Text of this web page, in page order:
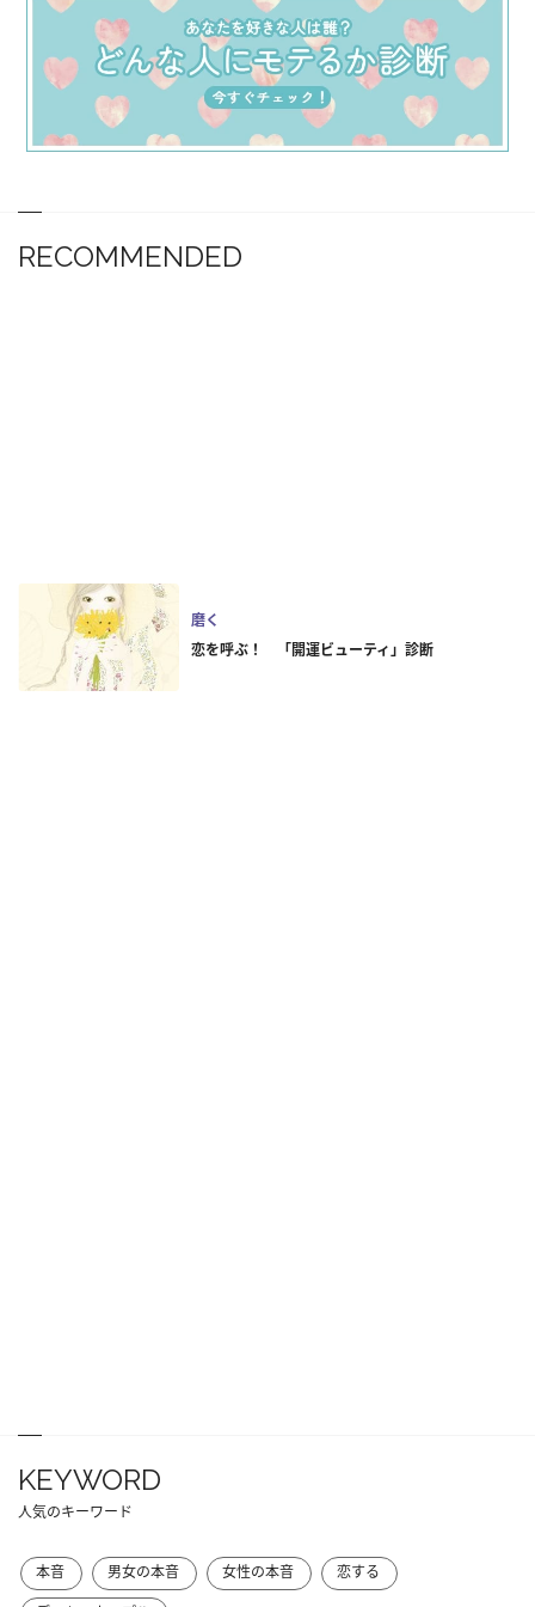
RECOMMENDED
磨く
恋を呼ぶ！ 「開運ビューティ」診断
KEYWORD
人気のキーワード
本音 男女の本音 女性の本音
恋する